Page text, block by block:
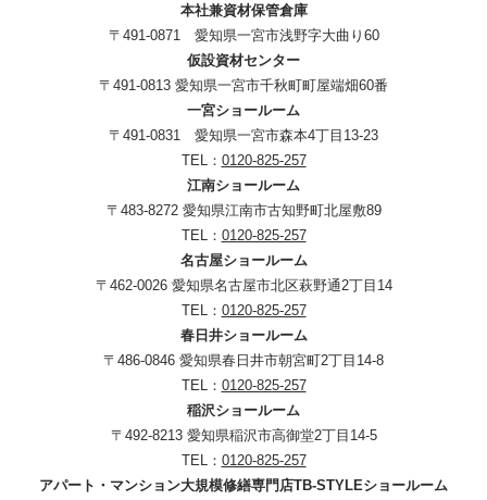
本社兼資材保管倉庫
〒491-0871 愛知県一宮市浅野字大曲り60
仮設資材センター
〒491-0813 愛知県一宮市千秋町町屋端畑60番
一宮ショールーム
〒491-0831 愛知県一宮市森本4丁目13-23
TEL： 0120-825-257
江南ショールーム
〒483-8272 愛知県江南市古知野町北屋敷89
TEL： 0120-825-257
名古屋ショールーム
〒462-0026 愛知県名古屋市北区萩野通2丁目14
TEL： 0120-825-257
春日井ショールーム
〒486-0846 愛知県春日井市朝宮町2丁目14-8
TEL： 0120-825-257
稲沢ショールーム
〒492-8213 愛知県稲沢市高御堂2丁目14-5
TEL： 0120-825-257
アパート・マンション大規模修繕専門店TB-STYLEショールーム